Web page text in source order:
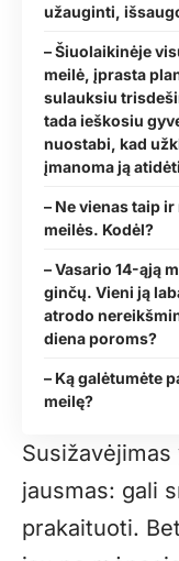
užauginti,
– Šiuolaikinėje
meilė, įprasta
sulauksiu
tada ieškosiu
nuostabi, kad
įmanoma ją
– Ne vienas taip
meilės. Kodėl?
– Vasario 14-ąją
ginčų. Vieni ją
atrodo
diena poroms?
– Ką galėtumėte
meilę?
jausmas: gali
prakaituoti.